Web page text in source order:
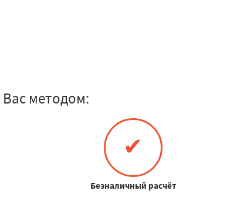
методом:
✔
Безналичный расчёт